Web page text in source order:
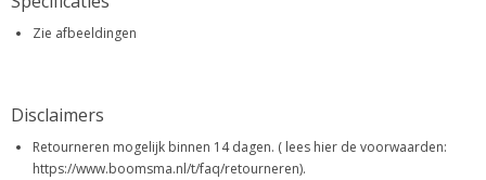
Zie afbeeldingen
Disclaimers
Retourneren mogelijk binnen 14 dagen. ( lees hier de voorwaarden:
https://www.boomsma.nl/t/faq/retourneren).